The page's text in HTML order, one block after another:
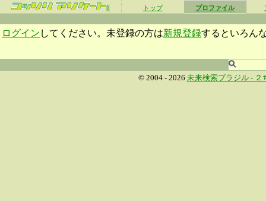
β トップ プロファイル
ログイン してください。未登録の方は新規登録するといろん
© 2004 - 2026 未来検索ブラジル - ２